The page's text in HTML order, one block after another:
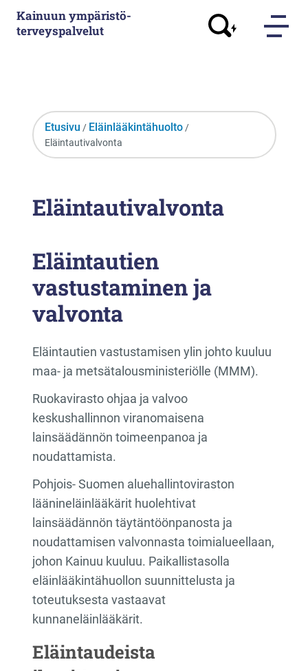
Kainuun ympäristö­
terveyspalvelut
Etusivu / Eläinlääkintähuolto/
Eläintautivalvonta
Eläintautivalvonta
Eläintautien
vastustaminen ja
valvonta
Eläintautien vastustamisen ylin johto kuuluu
maa- ja metsätalousministeriölle (MMM).
Ruokavirasto ohjaa ja valvoo
keskushallinnon viranomaisena
lainsäädännön toimeenpanoa ja
noudattamista.
Pohjois- Suomen aluehallintoviraston
läänineläinlääkärit huolehtivat
lainsäädännön täytäntöönpanosta ja
noudattamisen valvonnasta toimialueellaan,
johon Kainuu kuuluu. Paikallistasolla
eläinlääkintähuollon suunnittelusta ja
toteutuksesta vastaavat
kunnaneläinlääkärit.
Eläintaudeista